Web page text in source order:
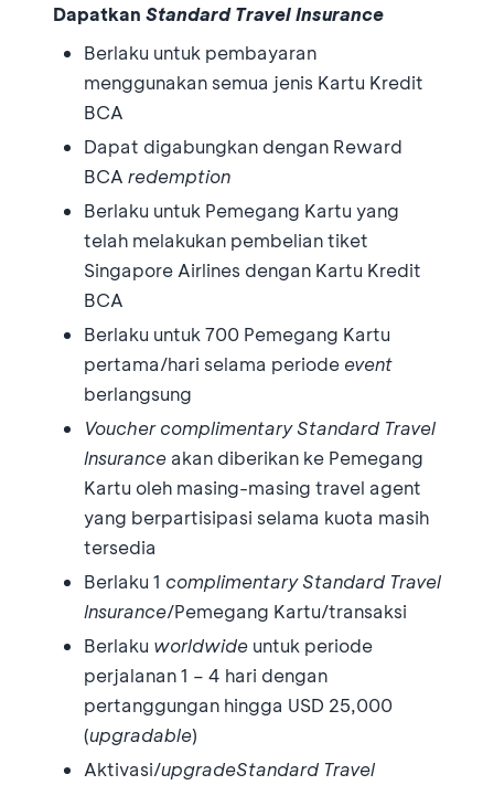
Dapatkan Standard Travel Insurance
Berlaku untuk pembayaran
menggunakan semua jenis Kartu Kredit
BCA
Dapat digabungkan dengan Reward
BCA redemption
Berlaku untuk Pemegang Kartu yang
telah melakukan pembelian tiket
Singapore Airlines dengan Kartu Kredit
BCA
Berlaku untuk 700 Pemegang Kartu
pertama/hari selama periode event
berlangsung
Voucher complimentary Standard Travel
Insurance akan diberikan ke Pemegang
Kartu oleh masing-masing travel agent
yang berpartisipasi selama kuota masih
tersedia
Berlaku 1 complimentary Standard Travel
Insurance/Pemegang Kartu/transaksi
Berlaku worldwide untuk periode
perjalanan 1 – 4 hari dengan
pertanggungan hingga USD 25,000
(upgradable)
Aktivasi/upgradeStandard Travel